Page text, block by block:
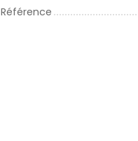
Référence